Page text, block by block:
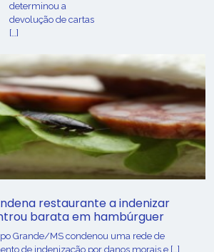
determinou a
devolução de cartas
[…]
restaurante a indenizar
barata em hambúrguer
Grande/MS condenou uma rede de
de indenização por danos morais e […]